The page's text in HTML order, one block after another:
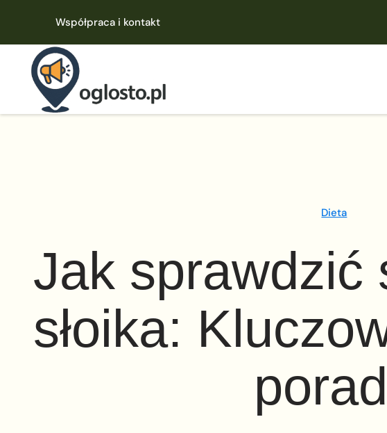
Współpraca i kontakt
Dieta
Jak sprawdzić
słoika: